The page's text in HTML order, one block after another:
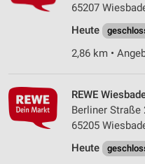
65207
Heute
2,86 km •
REWE
Berliner Straße
65205
Heute
Verwendung genauer
Geräte anhand von aktiv
Informationen
Notwendig
Performance